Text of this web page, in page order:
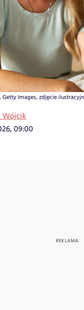
Images, zdjęcie
Wójcik
09:00